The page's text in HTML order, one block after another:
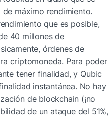
máximo rendimiento.
que es posible,
40 millones de
órdenes de
criptomoneda. Para poder
tener finalidad, y Qubic
instantánea. No hay
de blockchain (¡no
de un ataque del 51%,